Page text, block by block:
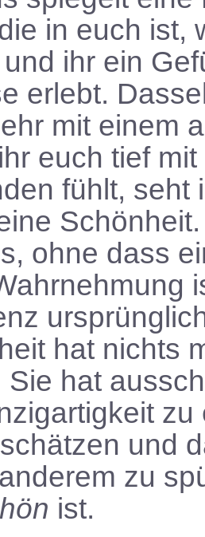
in euch ist,
ihr ein
erlebt.
mit einem
euch tief
fühlt, seht
ohne dass
hat nichts
Sie hat
und
zu
ist.